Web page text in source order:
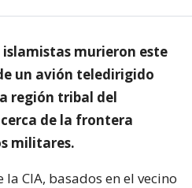
islamistas murieron este
un avión teledirigido
región tribal del
de la frontera
militares.
CIA, basados en el vecino